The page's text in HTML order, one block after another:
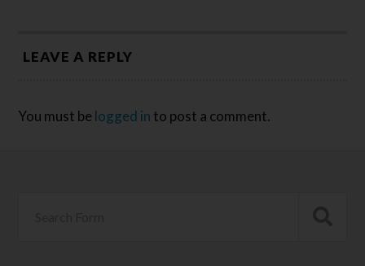
LEAVE A REPLY
You must be logged in to post a comment.